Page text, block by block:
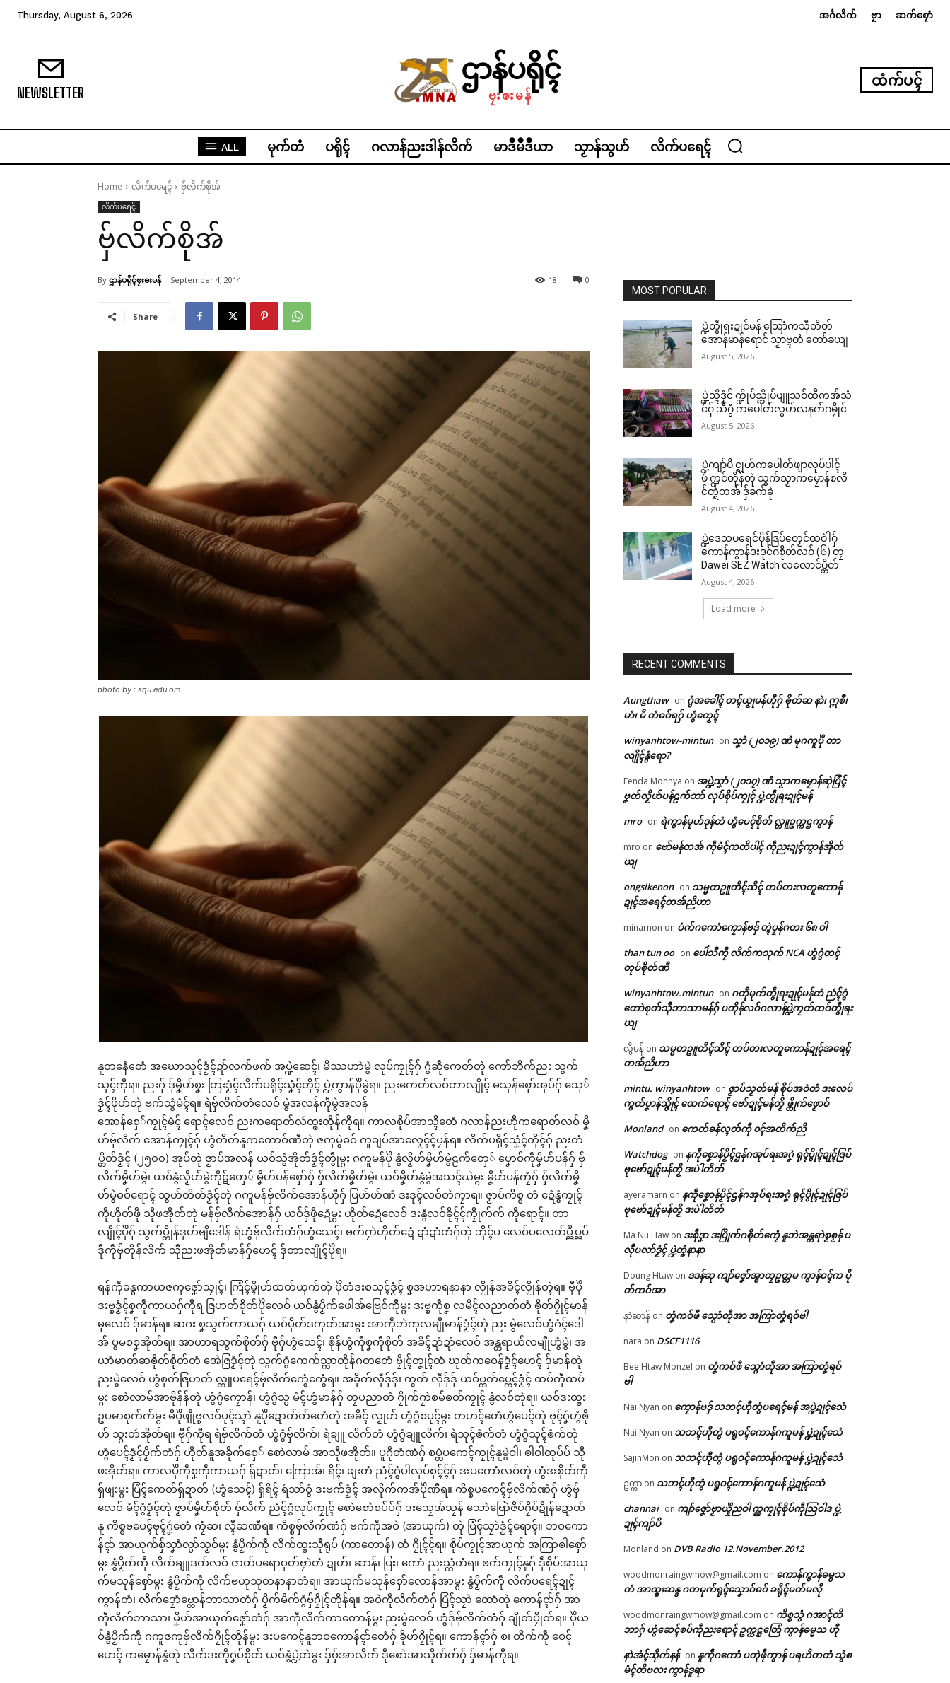
ဌာန်ပရိုၚ်ဗၠးၜးမန်
ရုဲစှ်
ပရိုၚ်လက္ကရဴအိုတ်
🏛 လညာတ်ပါ်ပဲါ
ညးဒါန်လိက်
ဗွဳဒဳယဵု
© ဌာန်ပရိုၚ်ဗၠးၜးမန်
Related
သၞောဝ်ဥပဒေညးဍုၚ်ကွာန်
ဒးယိုက်ဂၠေၚ်ဝန်ပၞာန်ကဵု ပြ
သၞာတမ်ရိုဟ်ပရေၚ်ဂကူ
May 25, 2026
In "လိက်ပရေၚ်"
ပ္ဍဲပွိုၚ်ဍုၚ်ဘာအၚ် အ္စာ၊ အ္
စာၝောံ ဗ္တောန်လိက်ပတ်
မန်တံ သၟာၚ်နူသြန်ဂိတုတုဲ
သ္ဂောံဒုၚ်စသိုၚ်သြန်ထံက်
ပၚ်ဂှ် ညးဒေသတံ ဘိုၚ်ရီု
ဗၚ်
June 5, 2026
In "ပရိုၚ်"
တၚ်ကော်ဆဴတၠဝါဗ္ၚတအ်
ညးလဵုမွဲလေဝ် ပသောၚ်ကဵု
ဟွံမာန်ရဟာ …
February 9, 2026
In "ပရိုၚ်"
Thursday, August 6, 2026 အၚ်္ဂလိက် ဗၟာ ဆက်စၠောံ
NEWSLETTER
ဌာန်ပရိုၚ်
ဗၠးၜးမန်
ထံက်ပၚ်
ALL မုက်တံ ပရိုၚ် ဂလာန်ညးဒါန်လိက် မာဒဳမဳဒဳယာ သၟာန်သွဟ် လိက်ပရေၚ်
Home လိက်ပရေၚ် ဗှ်လိက်စိုအ်
လိက်ပရေၚ်
ဗှ်လိက်စိုအ်
By ဌာန်ပရိုၚ်ဗၠးၜးမန် September 4, 2014 0
18
Share
photo by : squ.edu.om
နူတနေံတေံ အဃောသုၚ်ဒၟံၚ်ဍာ်လက်ဖက် အပ္ဍဲဆေၚ်၊ မိဿဟာဲမွဲ လုပ်ကၠုၚ်ဂှ် ဂွံဆဵုကေတ်တုဲ ကော်ဘိက်ညး သွက်
သုၚ်ကီုရ။ ညးဂှ် ဒှ်မၞိဟ်စၞး တြးဒၟံၚ်လိက်ပရိုၚ်သၞံၚ်တိုၚ် ပ္ဍဲကွာန်ပိုဲမွဲရ။ ညးကေတ်လဝ်တာလျိုၚ် မသုန်စှော်အုပ်ဂှ် သှေ်
ဒၟံၚ်ဖိုဟ်တုဲ ဗက်သွံမံၚ်ရ။ ရဲဗှ်လိက်တံလေဝ် မွဲအလန်ကဵုမွဲအလန်
အောန်စှေ်ကၠုၚ်မံၚ် ရောၚ်လေဝ် ညးကရောတ်လဴထ္ၜးတိုန်ကီုရ။ ကာလစိုပ်အာသ္ၚိတေံ ဂလာန်ညးဟီုကရောတ်လဝ် မၞိ
ဟ်ဗှ်လိက် အောန်ကၠုၚ်ဂှ် ဟွံတိတ်နူကတောဝ်ဏီတုဲ ဇကုမွဲဓဝ် ကူချပ်အာလၟေၚ်ၚ်ပၠန်ရ။ လိက်ပရိုၚ်သၞံၚ်တိုၚ်ဂှ် ညးတံ
ပ္တိတ်ဒၟံၚ် (၂၅၀၀) အုပ်တုဲ ဇၟာပ်အလန် ယဝ်သွံအိုတ်ဒၟံၚ်တွဵုမ္ဂး ဂကူမန်ပိုဲ နွံလၟိဟ်မၞိဟ်မွဲဠက်တှေ် ပၞောဝ်ကဵုမၞိဟ်ပန်ဂှ် ဗှ်
လိက်မၞိဟ်မွဲ၊ ယဝ်နွံလၟိဟ်မွဲကိုဋ်တှေ် မၞိဟ်ပန်စှော်ဂှ် ဗှ်လိက်မၞိဟ်မွဲ၊ ယဝ်မၞိဟ်နွံမွဲအသၚ်ဃဲမ္ဂး မၞိဟ်ပန်ကၠံဂှ် ဗှ်လိက်မၞိ
ဟ်မွဲဓဝ်ရောၚ် သွဟ်တိတ်ဒၟံၚ်တုဲ ဂကူမန်ဗှ်လိက်အောန်ဟီုဂှ် ပြဟ်ဟ်ဏံ ဒးဒုၚ်လဝ်တဲကၠာရ။ ဇၟာပ်ကိစ္စ တံ ဍေံနွံကၠုၚ်
ကဵုဟိုတ်ဖဵု သီုဖအိုတ်တုဲ မန်ဗှ်လိက်အောန်ဂှ် ယဝ်ဒှ်ဖဵုဍေံမ္ဂး ဟိုတ်ဍေံလေဝ် ဒးနွံလဝ်ခိုၚ်ၚ်ကၠိုက်က် ကီုရောၚ်။ တာ
လျိုၚ်ပိုဲဂှ် သွက်ပ္တိုန်ဒုဟ်ဗျိဒေါန် ရဲဟွံဗှ်လိက်တံဂှ်ဟွံသေၚ်၊ ဗက်ဂၠာဲဟိုတ်ဍေံ ဍာံဍာံတံဂှ်တုဲ ဘိုၚ်ပ လေဝ်ပလေတ်ပ္ညဳပ္ညပ်
ဒဵုကဵုဗှ်တိုန်လိက် သီုညးဖအိုတ်မာန်ဂှ်ဟေၚ် ဒှ်တာလျိုၚ်ပိုဲရ။
ရန်ကဵုခန္ဓကာယဇကုဇၞော်သၠုၚ်၊ ကြံၚ်မ္ၚိုဟ်ထတ်ယုက်တုဲ ပိုဲတံဒးစသုၚ်ဒၟံၚ် စၞအဟာရနာနာ လၟိုန်အခိၚ်လၟိုန်တ္ၚဲရ။ ဗီုပိုဲ
ဒးဗ္စဒၟံၚ်စၞကဵုကာယဂှ်ကီုရ ဇြဟတ်စိုတ်ပိုဲလေဝ် ယဝ်နွံပၟိက်ဖေါအ်ဗြေဝ်ကီုမ္ဂး ဒးဗ္စကဵုစၞ လမိၚ်လညာတ်တံ ၜိုတ်ဂၠိုၚ်မာန်
မှလေဝ် ဒှ်မာန်ရ။ ဆဂး စၞသွက်ကာယဂှ် ယဝ်ပိုတ်ဒကုတ်အာမ္ဂး အာကဵုဘဲကုလမျီုမာန်ဒၟံၚ်တုဲ ညး မွဲလေဝ်ဟွံဂံၚ်ဒေါ
အ် ပွမစစၞအိုတ်ရ။ အာဟာရသွက်စိုတ်ဂှ် ဗီုဂှ်ဟွံသေၚ်၊ ၜိုန်ဟွံကဵုစၞကဵုစိုတ် အခိၚ်ဍာံဍာံလေဝ် အန္တရာယ်လမျီုဟွံမွဲ၊ အ
ယာံမာတ်ဆၜိုတ်စိုတ်တံ အေဲဇြဒၟံၚ်တုဲ သွက်ဂွံကေက်သ္ကာတိုန်ဂတတေံ ဗၠိုၚ်တၞုၚ်တံ ဃုတ်ကဝေန်ဒၟံၚ်ဟေၚ် ဒှ်မာန်တုဲ
ညးမွဲလေဝ် ဟွံစုတ်ဇြဟတ် လ္တူပရေၚ်ဗှ်လိက်ကွေံကွေံရ။ အခိုက်လဵုဒှ်ဒှ်၊ ကွတ် လဵုဒှ်ဒှ် ယဝ်ပ္ကတ်ပ္ကေၚ်ဒၟံၚ် ထပ်ကဵုထပ်
မ္ဂး စောဲလာမ်အာဗိုန်န်တုဲ ဟွံဂွံကၠောန်၊ ဟွံဂွံသ္ပ မံၚ်ဟွံမာန်ဂှ် တၠပညာတံ ဂၠိုက်ဂၠာဲစမ်ၜတ်ကၠုၚ် နွံလဝ်တုဲရ။ ယဝ်ဒးထ္ၜး
ဥပမာစုက်က်မ္ဂး မိပိုဲဖျီုဗ္စလဝ်ပုၚ်သ္ၚာဲ နူပိုဲဍောတ်တ်တေံတုဲ အခိၚ် လၟုဟ် ဟွံဂွံစပုၚ်မ္ဂး တဟၚ်တေံဟွံပေၚ်တုဲ ဗုၚ်ဂၞဴဟွံၜို
ဟ် သ္ဂးတဴအိုတ်ရ။ ဗီုဂှ်ကီုရ ရဲဗှ်လိက်တံ ဟွံဂွံဗှ်လိက်၊ ရဲချူ လိက်တံ ဟွံဂွံချူလိက်၊ ရဲသုၚ်ၜံက်တံ ဟွံဂွံသုၚ်ၜံက်တုဲ
ဟွံပေၚ်ဒၟံၚ်ပၟိက်တံဂှ် ဟိုတ်နူအခိုက်စှေ် စောဲလာမ် အာသီုဖအိုတ်။ ပူဂဵုတံဏံဂှ် စပ္တံပကေၚ်ကၠုၚ်နူမွဲဝါ၊ ၜါဝါတုပ်ပ် သီု
ဖအိုတ်ရ။ ကာလပိုဲကဵုစၞကဵုကာယဂှ် ရှ်ဍာတ်၊ ကြောအ်၊ ရိၚ်၊ ဖျးတံ ညံၚ်ဂွံပါလုပ်စုၚ်ၚ်ဂှ် ဒးပကောံလဝ်တုဲ ဟွံဒးစိုတ်ကဵု
ရှ်ဖျးမ္ဂး ပြံၚ်ကေတ်ရှ်ဍာတ် (ဟွံသေၚ်) ရှ်ရိၚ် ရဴသာ်ဝွံ ဒးဗက်ဒၟံၚ် အလိုက်ကအ်ပိုဲဏီရ။ ကိစ္စပကေၚ်ဗှ်လိက်ဏံဂှ် ဟွံဗှ်
လေဝ် မံၚ်ဂွံဒၟံၚ်တုဲ ဇၟာပ်မၞိဟ်စိုတ် ဗှ်လိက် ညံၚ်ဂွံလုပ်ကၠုၚ် စောဲစောဲစပ်ပ်ဂှ် ဒးသၠေအ်သၠန် သောဲဗြောဲဇိပ်ဂၠိပ်ဍိုန်ဍောတ်
နူ ကိစ္စဗပေၚ်ဗုၚ်ဂၞဴတေံ ကၠံဆ၊ လ္ၚီဆဏီရ။ ကိစ္စဗှ်လိက်ဏံဂှ် ဗက်ကဵုအဝဲ (အာယုက်) တုဲ ပြံၚ်သၠာဲဒၟံၚ်ရောၚ်။ ဘဝကော
န်ၚာ် အာယုက်စှ်သၞာံလ္ပာ်သၟဝ်မ္ဂး နွံပၟိက်ကဵု လိက်ထ္ၜးသီုရုပ် (ကာတောန်) တံ ဂၠိုၚ်ၚ်ရ။ စိုပ်ကၠုၚ်အာယုက် အကြာၜါစှော်
မ္ဂး နွံပၟိက်ကဵု လိက်ချူဒက်လဝ် ဇာတ်ပရောဝုတ်ဗၠာဲတံ ဍုဟ်၊ ဆာန်၊ ပြး၊ ကောံ ညးသ္ကံတံရ။ ၜက်ကၠုၚ်နူဂှ် ဒဵုစိုပ်အာယု
က်မသုန်စှော်မ္ဂး နွံပၟိက်ကဵု လိက်ဗဟုသုတနာနာတံရ။ အာယုက်မသုန်စှော်လောန်အာမ္ဂး နွံပၟိက်ကဵု လိက်ပရေၚ်ဍုၚ်
ကွာန်တံ၊ လိက်ဒၠောံဗ္တောန်ဘာသာတံဂှ် ပၟိက်မိက်ဂွံဗှ်ဂၠိုၚ်တိုန်ရ။ အဝဲကဵုလိက်တံဂှ် ပြံၚ်သၠာဲ ထောံတုဲ ကောန်ၚာ်ဂှ် အာ
ကဵုလိက်ဘာသာ၊ မၞိဟ်အာယုက်ဇၞော်တံဂှ် အာကဵုလိက်ကာတောန်မ္ဂး ညးမွဲလေဝ် ဟွံဒှ်ဗှ်လိက်တံဂှ် ချိုတ်ပၠိုတ်ရ။ ပိုဲယ
ဝ်နွံပၟိက်ကဵု ဂကူဇကုဗှ်လိက်ဂၠိုၚ်တိုန်မ္ဂး ဒးပကေၚ်နူဘဝကောန်ၚာ်တေံဂှ် ခိုဟ်ဂၠိုၚ်ရ။ ကောန်ၚာ်ဂှ် စ၊ တိက်ကဵု ဝေၚ်
ဟေၚ် ကမၠောန်နွံတုဲ လိက်ဒးကဵုဂၞပ်စိုတ် ယဝ်နွံပ္ဍဲတဲမ္ဂး ဒှ်ဗှ်အာလိက် ဒဵုစောဲအာသိုက်က်ဂှ် ဒှ်မာန်ကီုရ။
MOST POPULAR
ပ္ဍဲတွဵုရးဍုင်မန် သြောံကသီုတိတ်
အောန်မာန်ရောင် သၟာဗ္ၚတံ တော်ခယျ
August 5, 2026
ပ္ဍဲသ္ၚိဒၟံင် က္ဍိုပ်သ္ကိုပ်ပျူသဝ်ထဳကအ်သံ
င်ဂှ် သီဂွံ ကပေါတ်လွဟ်လနက်ဂမၠိုင်
August 5, 2026
ပ္ဍဲကျာ်ပိ င္ရုဟ်ကပေါတ်ဖျာလုပ်ပါၚ်
ဖဴ က္ဍင်တိုန်တုဲ သွက်သၟာကမၠောန်စလိ
င်တ္ရဲတအ် ဒှ်ခက်ခုဲ
August 4, 2026
ပ္ဍဲဒေသပရေင်ပိုန်ဒြပ်တၟေင်ထဝဲါဂှ်
ကောန်ကွာန်ဒးဒုင်ဂစိုတ်လဝ် (၆) တၠ
Dawei SEZ Watch လလောင်ပ္တိတ်
August 4, 2026
Load more
RECENT COMMENTS
Aungthaw on ဂွံအခေါၚ် တၚ်ယၟုမန်ဟီုဂှ် ၜိုတ်ဆ နာဲ၊ ဣစဳ၊
မာံ၊ မိ တံဓဝ်ရဂှ် ဟွံတၟေၚ်
winyanhtow-mintun on သၞာံ (၂၀၁၉) ဏံ မုဂကူပိုဲ တာ
လျိုၚ်နွံရော?
Eenda Monnya on အပ္ဍဲသၞာံ (၂၀၁၇) ဏံ သၟာကမၠောန်ဆုဲပြံၚ်
ဗၞတ်လၟိဟ်ပန်ဠက်ဘာ် လုပ်စိုပ်ကၠုၚ် ပ္ဍဲတွဵုရးဍုၚ်မန်
mro on ရဲကွာန်မုဟ်ဒုန်တံ ဟွံပေၚ်စိုတ် လ္တူဥက္ကဌကွာန်
mro on ဗော်မန်တအ် ကဵုမံၚ်ကတိပါၚ် ကဵုညးဍုၚ်ကွာန်အိုတ်
ယျ
ongsikenon on သမ္မတဥူတိၚ်သိၚ် တပ်တးလတူကောန်
ဍုၚ်အရေၚ်တအ်ညိဟာ
minarnon on ပံက်ဂကောံကၠောန်ဗဒှ် တ္ၚဲပၠန်ဂတး ၆၈ ဝါ
than tun oo on ပေါဲသဳကၠဳ လိက်ကသုက် NCA ဟွံဂွံတၚ်
တုပ်စိုတ်ဏီ
winyanhtow.mintun on ဂတဵုမုက်တွဵုရးဍုၚ်မန်တံ ညံၚ်ဂွံ
တောဲစုတ်သီုဘာသာမန်ဂှ် ပတိုန်လဝ်ဂလာန်ပ္ဍဲကၠတ်ထဝ်တွဵုရး
ယျ
လွီမန် on သမ္မတဥူတိၚ်သိၚ် တပ်တးလတူကောန်ဍုၚ်အရေၚ်
တအ်ညိဟာ
mintu. winyanhtow on ဇၟာပ်သၟတ်မန် စိုပ်အဝဲတံ ဒးလေပ်
ကွတ်ပၞာန်သ္ဇိုၚ် ထေက်ရောၚ် ဗော်ဍုၚ်မန်တၟိ ဖ္တိုက်ဖၟောဝ်
Monland on ကေတ်ခန်လ္ၚတ်ကဵု ၀ၚ်အတိက်ညိ
Watchdog on နကဵုစၞောန်ပၟိၚ်ဌန်ဂအုပ်ရးအဂၞဲ ရုၚ်ပွိုၚ်ဍုၚ်ဇြပ်
ဗုဗော်ဍုၚ်မန်တၟိ ဒးပဲါတိတ်
ayeramarn on နကဵုစၞောန်ပၟိၚ်ဌန်ဂအုပ်ရးအဂၞဲ ရုၚ်ပွိုၚ်ဍုၚ်ဇြပ်
ဗုဗော်ဍုၚ်မန်တၟိ ဒးပဲါတိတ်
Ma Nu Haw on ဒးစဵုဒၞာ ဒးပြိုက်ဂစိုတ်ကၠေံ နူဘဲအန္တရာဲစၟစၟန် ပ
လီုပလာ်ဒၟံၚ် ပ္ဍဲတၞံနာနာ
Doung Htaw on ဒဒန်ဆု ကျာ်ဇၞော်အ္စာတၠဥတ္တမ ကွာန်ဝၚ်က ပို
တ်ကဝ်အာ
နာဲဆာန် on တၞံကဝ်ဖီ သ္ဂောံတဵုအာ အကြာတၞံရဝ်ဗါ
nara on DSCF1116
Bee Htaw Monzel on တၞံကဝ်ဖီ သ္ဂောံတဵုအာ အကြာတၞံရဝ်
ဗါ
Nai Nyan on ကၠောန်ဗဒှ် သဘၚ်ဟီုတွံပရေၚ်မန် အပ္ဍဲဍုၚ်သေံ
Nai Nyan on သဘၚ်ဟီုတွံ ပရူဝၚ်ကောန်ဂကူမန် ပ္ဍဲဍုၚ်သေံ
SajinMon on သဘၚ်ဟီုတွံ ပရူဝၚ်ကောန်ဂကူမန် ပ္ဍဲဍုၚ်သေံ
ဥက္ကာ on သဘၚ်ဟီုတွံ ပရူဝၚ်ကောန်ဂကူမန် ပ္ဍဲဍုၚ်သေံ
channai on ကျာ်ဇၞော်ဗၟာယှိုဲညဝါ က္ညကၠုၚ်စိုပ်ကဵုသြဝါဒ ပ္ဍဲ
ဍုၚ်ကျာ်ပိ
Monland on DVB Radio 12.November.2012
woodmonraingwmow@gmail.com on ကောန်ကွာန်ဓမ္မသ
တံ အာထ္ၜးဆန္ဒ ဂတမုက်ရုၚ်သၞောဝ်ဓဝ် ခရိုၚ်မတ်မလီု
woodmonraingwmow@gmail.com on ကိစ္စသွံ ဂအာၚ်တိ
ဘာဂှ် ဟွံဆေၚ်စပ်ကဵုညးရောၚ် ဥက္ကဋ္ဌတြေံ ကွာန်ဓမ္မသ ဟီု
နာဲအံၚ်သိုက်နန် on နူကဵုဂကောံ ပတုဲဖဵုကွာန် ပရဟိတတံ သွံစ
မံၚ်တိဗလး ကွာန်ဒူရာ